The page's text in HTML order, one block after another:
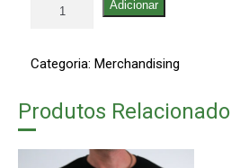
Café
Adicionar
Categoria:Merchandising
Produtos